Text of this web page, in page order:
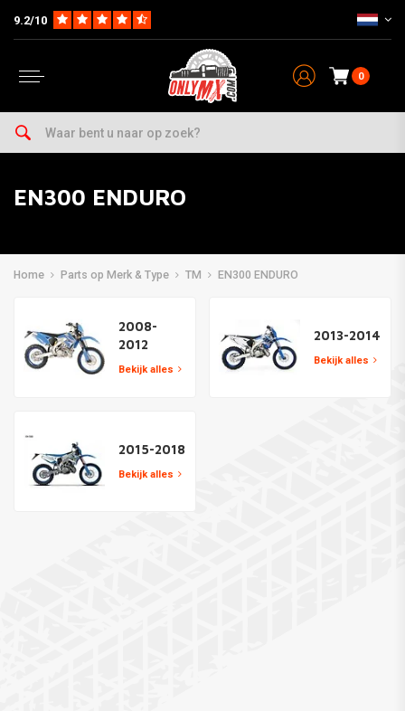
9.2/10
0
EN300 ENDURO
Home Parts op Merk & Type TM EN300 ENDURO
2008-
2012
Bekijk alles
2013-2014
Bekijk alles
2015-2018
Bekijk alles